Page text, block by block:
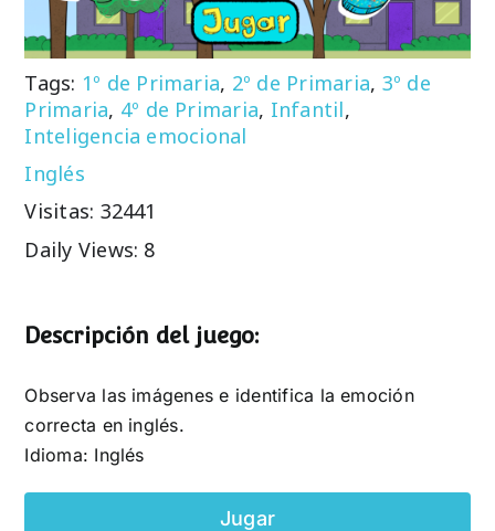
Tags: 1º de Primaria, 2º de Primaria, 3º de
Primaria, 4º de Primaria, Infantil,
Inteligencia emocional
Inglés
Visitas: 32441
Daily Views: 8
Descripción del juego:
Observa las imágenes e identifica la emoción
correcta en inglés.
Idioma: Inglés
Jugar